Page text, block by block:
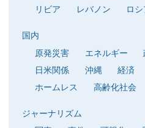
リビア
レバノン ロシ
国内
原発災害
エネルギー
日米関係
沖縄 経済
ホームレス
高齢化社会
ジャーナリズム